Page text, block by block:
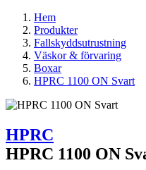
Hem
Produkter
Fallskyddsutrustning
Väskor & förvaring
Boxar
HPRC 1100 ON Svart
HPRC
HPRC 1100 ON